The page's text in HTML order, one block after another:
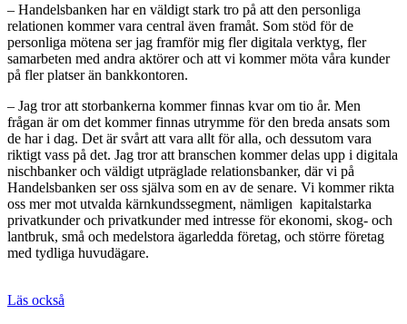
– Handelsbanken har en väldigt stark tro på att den personliga
relationen kommer vara central även framåt. Som stöd för de
personliga mötena ser jag framför mig fler digitala verktyg, fler
samarbeten med andra aktörer och att vi kommer möta våra kunder
på fler platser än bankkontoren.
– Jag tror att storbankerna kommer finnas kvar om tio år. Men
frågan är om det kommer finnas utrymme för den breda ansats som
de har i dag. Det är svårt att vara allt för alla, och dessutom vara
riktigt vass på det. Jag tror att branschen kommer delas upp i digitala
nischbanker och väldigt utpräglade relationsbanker, där vi på
Handelsbanken ser oss själva som en av de senare. Vi kommer rikta
oss mer mot utvalda kärnkundssegment, nämligen kapitalstarka
privatkunder och privatkunder med intresse för ekonomi, skog- och
lantbruk, små och medelstora ägarledda företag, och större företag
med tydliga huvudägare.
Läs också